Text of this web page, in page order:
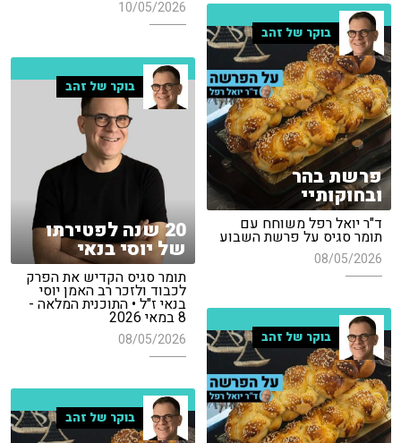
10/05/2026
בוקר של זהב
פרשת בהר
ובחוקותיי
ד"ר יואל רפל משוחח עם
תומר סגיס על פרשת השבוע
08/05/2026
בוקר של זהב
20 שנה לפטירתו
של יוסי בנאי
תומר סגיס הקדיש את הפרק
לכבוד ולזכר רב האמן יוסי
בנאי ז"ל • התוכנית המלאה -
8 במאי 2026
08/05/2026 בוקר של זהב
בוקר של זהב